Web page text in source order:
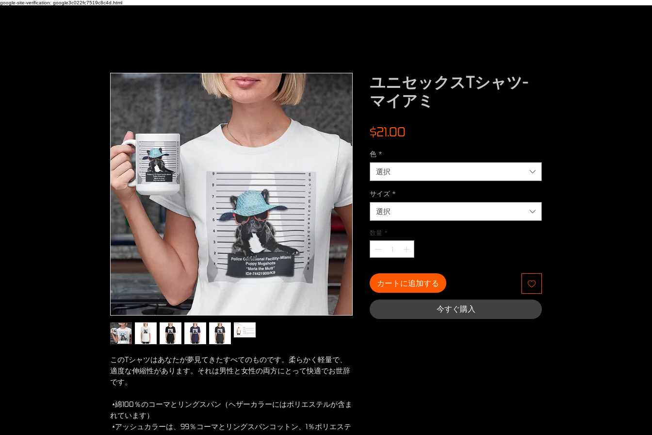
google-site-verification: google3c022fc7519c8c4d.html
このTシャツはあなたが夢見てきたすべてのものです。柔らかく軽量で、
適度な伸縮性があります。それは男性と女性の両方にとって快適でお世辞
です。
れています）
ユニセックスTシャツ-
マイアミ
$21.00
色 *
選択
サイズ *
選択
数量 *
カートに追加する
今すぐ購入